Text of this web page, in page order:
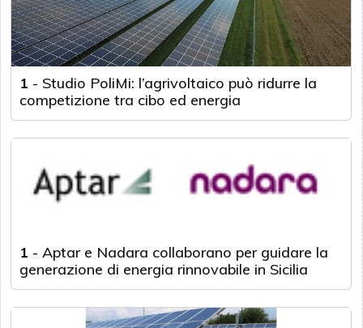
1 - Studio PoliMi: l’agrivoltaico può ridurre la
competizione tra cibo ed energia
1 - Aptar e Nadara collaborano per guidare la
generazione di energia rinnovabile in Sicilia